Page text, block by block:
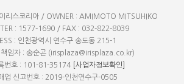
리스코리아 / OWNER : AMIMOTO MITSUHIKO
: 1577-1690 / FAX : 032-822-8039
: 인천광역시 연수구 송도동 215-1
책임자 : 송순곤 (irisplaza@irisplaza.co.kr)
번호 : 101-81-35174 [사업자정보확인]
업 신고번호 : 2019-인천연수구-0505